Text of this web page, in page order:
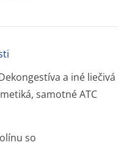
a iné liečivá
samotné ATC
so